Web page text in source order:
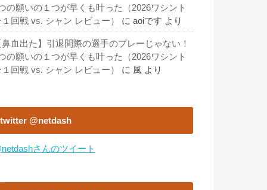
の願いの１つが早くも叶った（2026ワシント
１回戦 vs. シャン レビュー）
に aoiです より
鼻血出た】引退間際の選手のプレーじゃない！
の願いの１つが早くも叶った（2026ワシント
１回戦 vs. シャン レビュー）
に 風 より
twitter @netdash
さんのツイート